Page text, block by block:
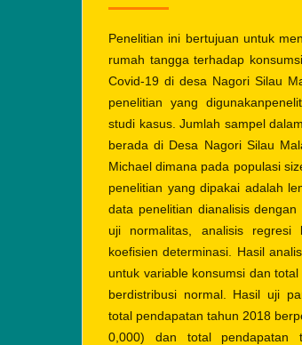
Penelitian ini bertujuan untuk
rumah tangga terhadap
Covid-19 di desa Nagori Silau
penelitian yang
studi kasus. Jumlah sampel
berada di Desa Nagori Silau
Michael dimana pada populasi
penelitian yang dipakai adalah
data penelitian dianalisis
uji normalitas, analisis
koefisien determinasi. Hasil
untuk variable konsumsi dan
berdistribusi normal. Hasil uji
total pendapatan tahun 2018
0,000) dan total pendapatan